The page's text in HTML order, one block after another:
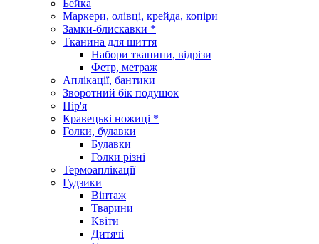
Бейка
Маркери, олівці, крейда, копіри
Замки-блискавки *
Тканина для шиття
Набори тканини, відрізи
Фетр, метраж
Аплікації, бантики
Зворотний бік подушок
Пір'я
Кравецькі ножиці *
Голки, булавки
Булавки
Голки різні
Термоаплікації
Гудзики
Вінтаж
Тварини
Квіти
Дитячі